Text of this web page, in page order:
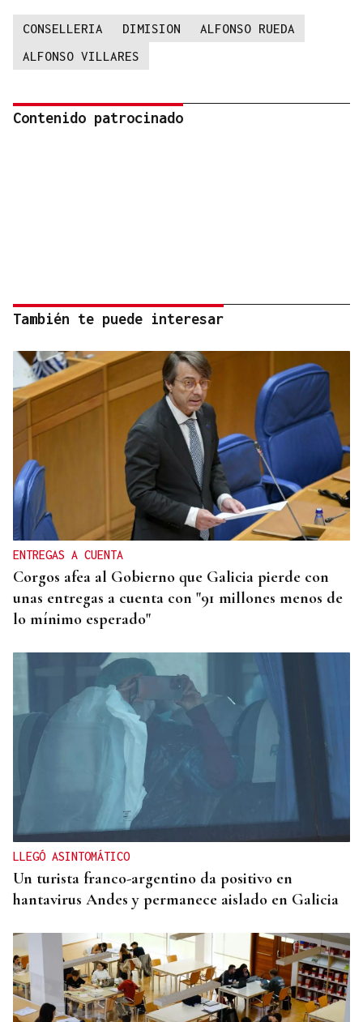
CONSELLERIA DIMISION
ALFONSO RUEDA
ALFONSO VILLARES
Contenido patrocinado
También te puede interesar
ENTREGAS A CUENTA
Corgos afea al Gobierno que Galicia pierde con
unas entregas a cuenta con "91 millones menos de
lo mínimo esperado"
LLEGÓ ASINTOMÁTICO
Un turista franco-argentino da positivo en
hantavirus Andes y permanece aislado en Galicia